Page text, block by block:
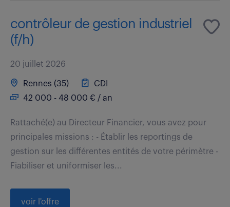
contrôleur de gestion industriel
(f/h)
20 juillet 2026
Rennes (35)
CDI
42 000 - 48 000 € / an
Rattaché(e) au Directeur Financier, vous avez pour
principales missions : - Établir les reportings de
gestion sur les différentes entités de votre périmètre -
Fiabiliser et uniformiser les...
voir l'offre